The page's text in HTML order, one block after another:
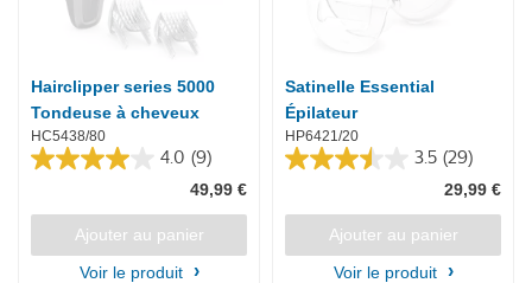
Hairclipper series 5000
Tondeuse à cheveux
HC5438/80
4.0 (9)
4.0
5
9
49,99 €
Ajouter au panier
Voir le produit
Satinelle Essential
Épilateur
HP6421/20
3.5 (29)
3.5
5
29
29,99 €
Ajouter au panier
Voir le produit